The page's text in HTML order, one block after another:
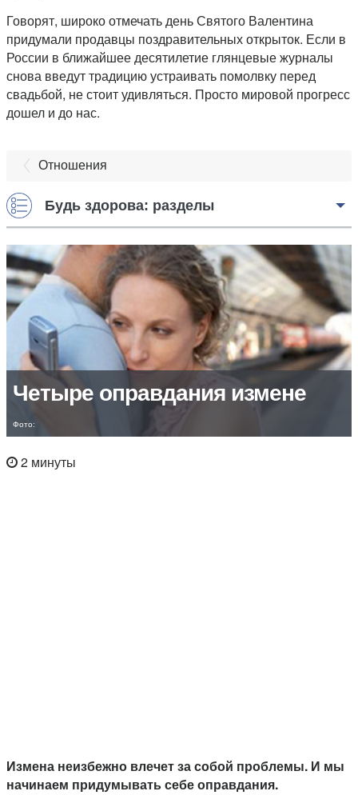
Говорят, широко отмечать день Святого Валентина
придумали продавцы поздравительных открыток. Если в
России в ближайшее десятилетие глянцевые журналы
снова введут традицию устраивать помолвку перед
свадьбой, не стоит удивляться. Просто мировой прогресс
дошел и до нас.
Отношения
Будь здорова: разделы
Четыре оправдания измене
Фото:
2 минуты
Измена неизбежно влечет за собой проблемы. И мы
начинаем придумывать себе оправдания.